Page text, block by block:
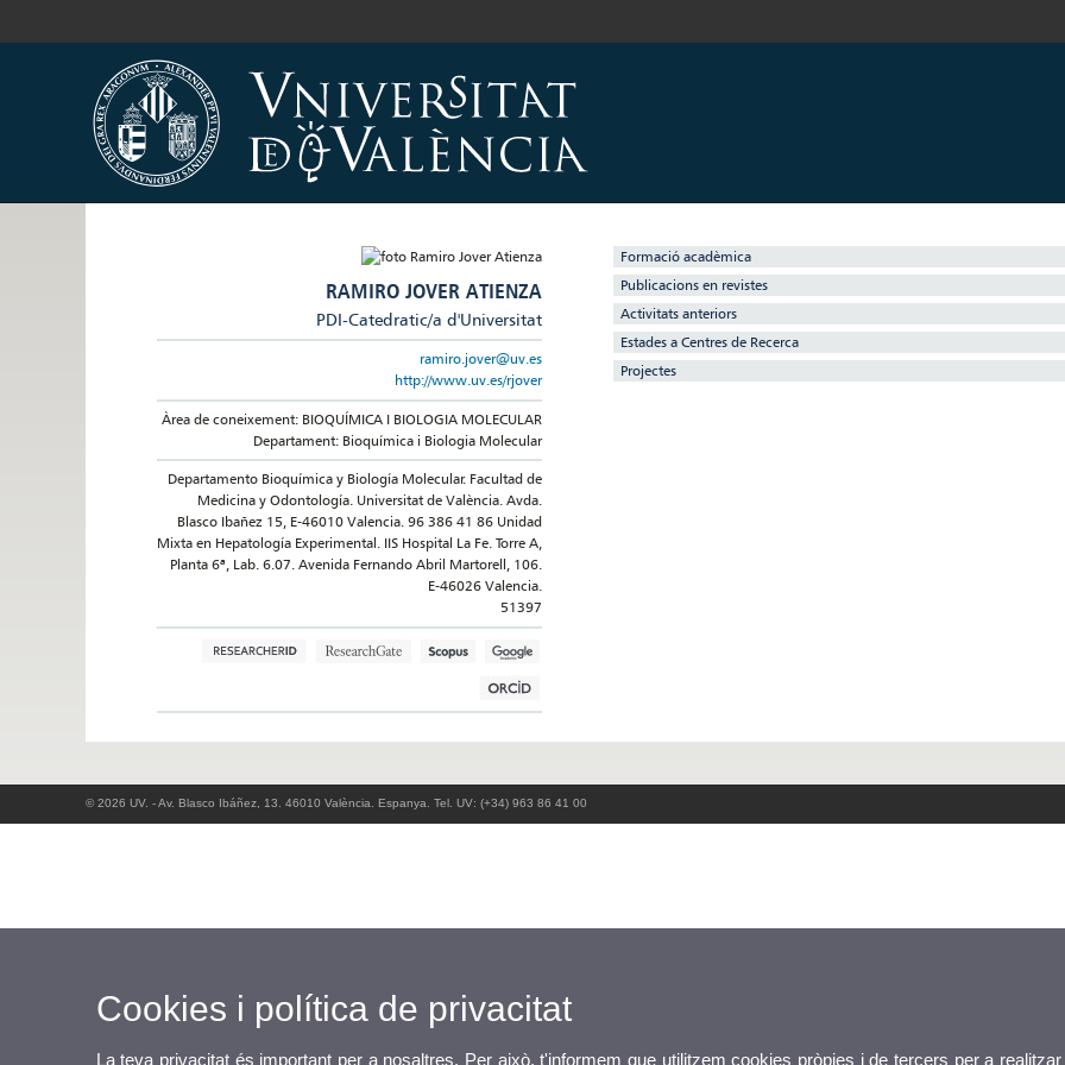
RAMIRO JOVER ATIENZA
PDI-Catedratic/a d'Universitat
ramiro.jover@uv.es
http://www.uv.es/rjover
Àrea de coneixement: BIOQUÍMICA I BIOLOGIA MOLECULAR
Departament: Bioquímica i Biologia Molecular
Departamento Bioquímica y Biología Molecular. Facultad de
Medicina y Odontología. Universitat de València. Avda.
Blasco Ibañez 15, E-46010 Valencia. 96 386 41 86 Unidad
Mixta en Hepatología Experimental. IIS Hospital La Fe. Torre A,
Planta 6ª, Lab. 6.07. Avenida Fernando Abril Martorell, 106.
E-46026 Valencia.
51397
Formació acadèmica
Publicacions en revistes
Activitats anteriors
Estades a Centres de Recerca
Projectes
© 2026 UV. - Av. Blasco Ibáñez, 13. 46010 València. Espanya. Tel. UV: (+34) 963 86 41 00
Cookies i política de privacitat
La teva privacitat és important per a nosaltres. Per això, t'informem que utilitzem cookies pròpies i de tercers per a realitzar